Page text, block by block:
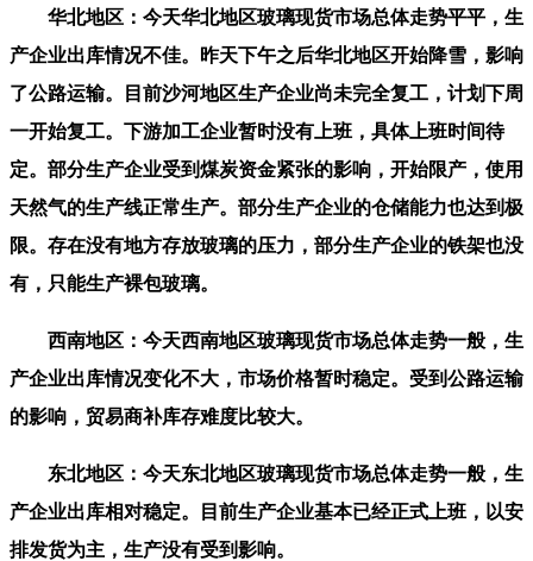
华北地区：今天华北地区玻璃现货市场总体走势平平，生
产企业出库情况不佳。昨天下午之后华北地区开始降雪，影响
了公路运输。目前沙河地区生产企业尚未完全复工，计划下周
一开始复工。下游加工企业暂时没有上班，具体上班时间待
定。部分生产企业受到煤炭资金紧张的影响，开始限产，使用
天然气的生产线正常生产。部分生产企业的仓储能力也达到极
限。存在没有地方存放玻璃的压力，部分生产企业的铁架也没
有，只能生产裸包玻璃。
西南地区：今天西南地区玻璃现货市场总体走势一般，生
产企业出库情况变化不大，市场价格暂时稳定。受到公路运输
的影响，贸易商补库存难度比较大。
东北地区：今天东北地区玻璃现货市场总体走势一般，生
产企业出库相对稳定。目前生产企业基本已经正式上班，以安
排发货为主，生产没有受到影响。